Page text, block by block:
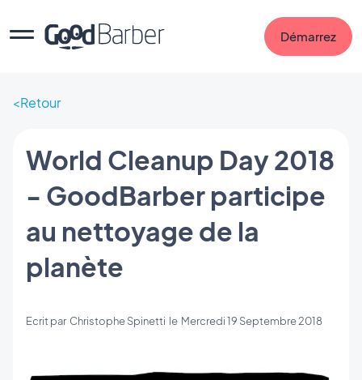
Démarrez
Retour
World Cleanup Day 2018
- GoodBarber participe
au nettoyage de la
planète
Ecrit par Christophe Spinetti le Mercredi 19 Septembre 2018